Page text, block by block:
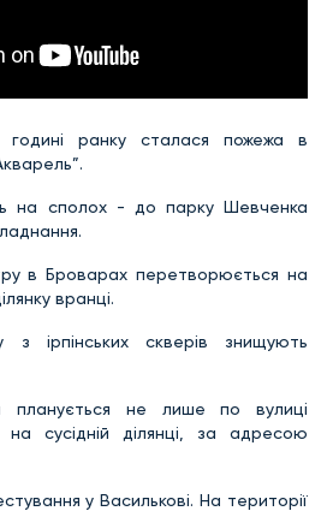
ранку сталася пожежа в
на сполох - до парку Шевченка
в Броварах перетворюється на
вранці.
скверів знищують
планується не лише по вулиці
сусідній ділянці, за адресою
у Василькові. На території